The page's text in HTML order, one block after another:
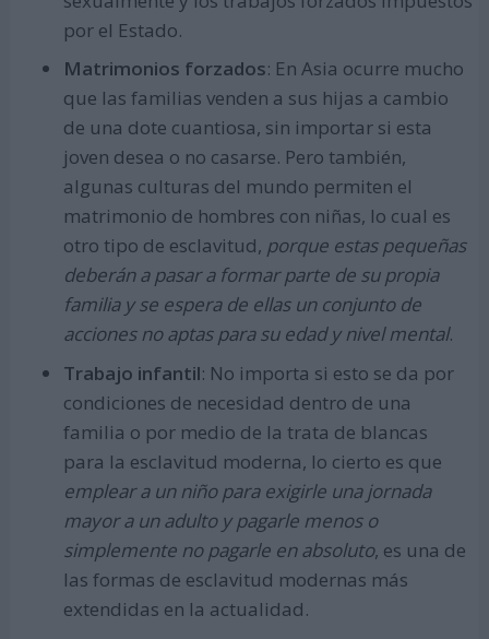
por el Estado.
Matrimonios forzados: En Asia ocurre mucho
que las familias venden a sus hijas a cambio
de una dote cuantiosa, sin importar si esta
joven desea o no casarse. Pero también,
algunas culturas del mundo permiten el
matrimonio de hombres con niñas, lo cual es
otro tipo de esclavitud, porque estas pequeñas
deberán a pasar a formar parte de su propia
familia y se espera de ellas un conjunto de
acciones no aptas para su edad y nivel mental.
Trabajo infantil: No importa si esto se da por
condiciones de necesidad dentro de una
familia o por medio de la trata de blancas
para la esclavitud moderna, lo cierto es que
emplear a un niño para exigirle una jornada
mayor a un adulto y pagarle menos o
simplemente no pagarle en absoluto, es una de
las formas de esclavitud modernas más
extendidas en la actualidad.